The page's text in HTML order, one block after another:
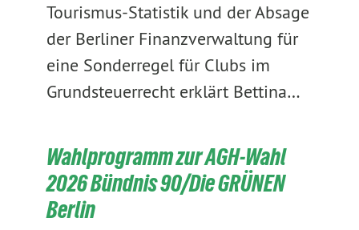
Tourismus-Statistik und der Absage
der Berliner Finanzverwaltung für
eine Sonderregel für Clubs im
Grundsteuerrecht erklärt Bettina…
Wahlprogramm zur AGH-Wahl
2026 Bündnis 90/Die GRÜNEN
Berlin